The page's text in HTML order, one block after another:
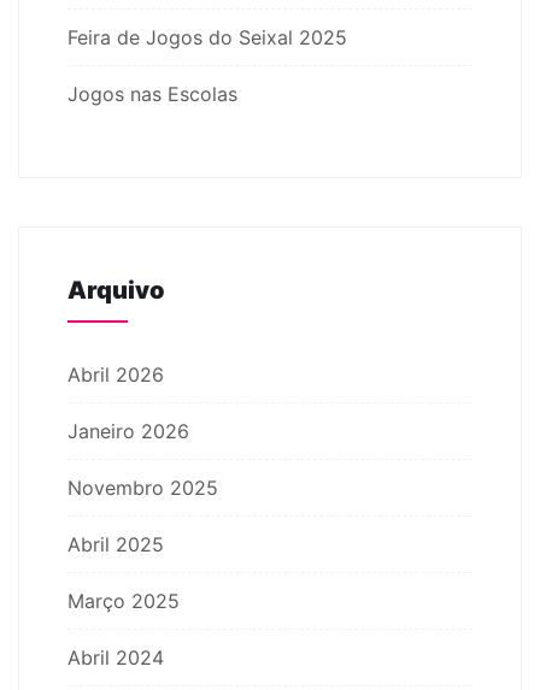
Feira de Jogos do Seixal 2025
Jogos nas Escolas
Arquivo
Abril 2026
Janeiro 2026
Novembro 2025
Abril 2025
Março 2025
Abril 2024